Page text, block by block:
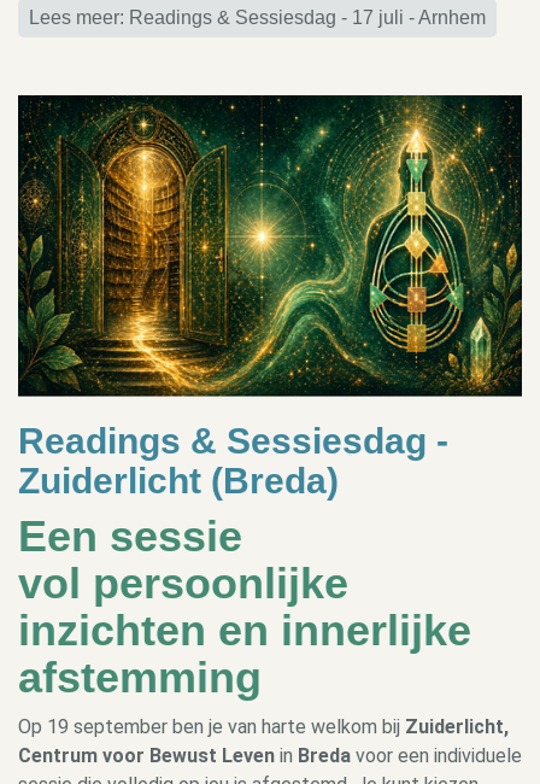
Lees meer: Readings & Sessiesdag - 17 juli - Arnhem
Readings & Sessiesdag -
Zuiderlicht (Breda)
Een sessie
vol persoonlijke
inzichten en innerlijke
afstemming
Op 19 september ben je van harte welkom bij Zuiderlicht,
Centrum voor Bewust Leven in Breda voor een individuele